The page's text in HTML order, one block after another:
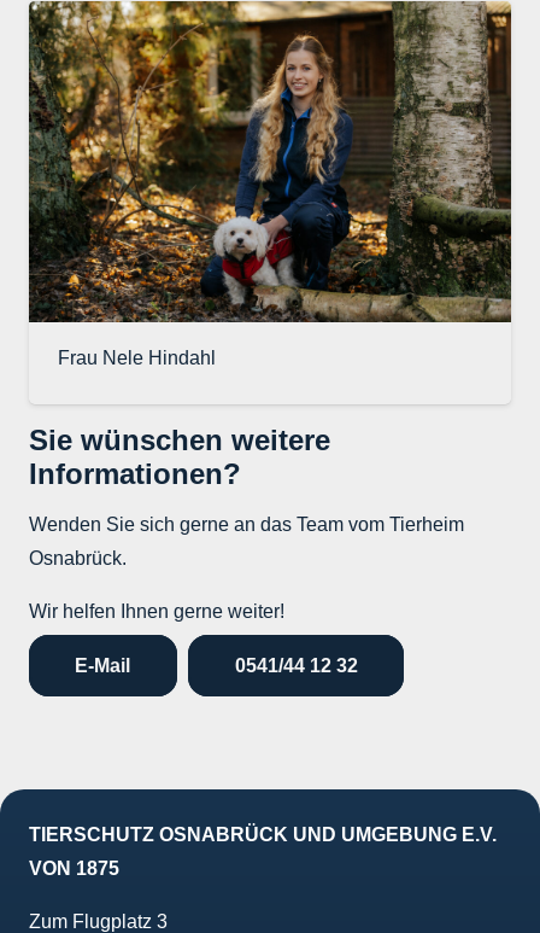
Frau Nele Hindahl
Sie wünschen weitere
Informationen?
Wenden Sie sich gerne an das Team vom Tierheim
Osnabrück.
Wir helfen Ihnen gerne weiter!
E-Mail 0541/44 12 32
TIERSCHUTZ OSNABRÜCK UND UMGEBUNG E.V.
VON 1875
Zum Flugplatz 3